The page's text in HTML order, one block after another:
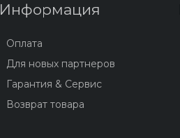
Информация
Оплата
Для новых партнеров
Гарантия & Сервис
Возврат товара